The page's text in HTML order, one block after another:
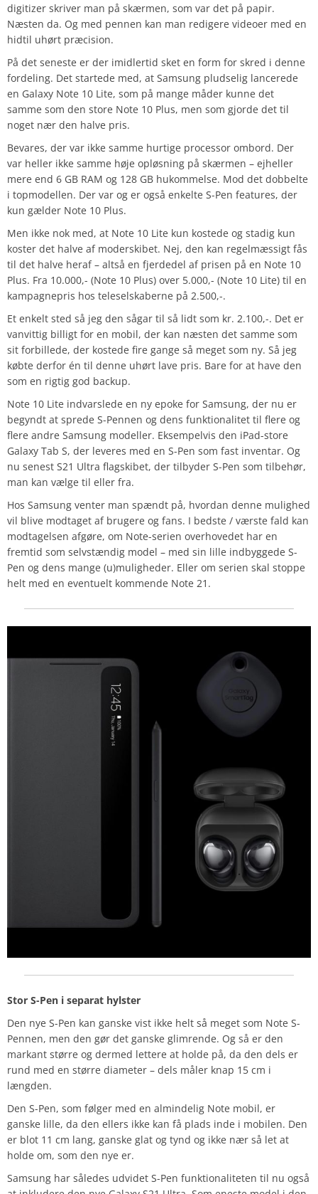
digitizer skriver man på skærmen, som var det på papir.
Næsten da. Og med pennen kan man redigere videoer med en
hidtil uhørt præcision.
På det seneste er der imidlertid sket en form for skred i denne
fordeling. Det startede med, at Samsung pludselig lancerede
en Galaxy Note 10 Lite, som på mange måder kunne det
samme som den store Note 10 Plus, men som gjorde det til
noget nær den halve pris.
Bevares, der var ikke samme hurtige processor ombord. Der
var heller ikke samme høje opløsning på skærmen – ejheller
mere end 6 GB RAM og 128 GB hukommelse. Mod det dobbelte
i topmodellen. Der var og er også enkelte S-Pen features, der
kun gælder Note 10 Plus.
Men ikke nok med, at Note 10 Lite kun kostede og stadig kun
koster det halve af moderskibet. Nej, den kan regelmæssigt fås
til det halve heraf – altså en fjerdedel af prisen på en Note 10
Plus. Fra 10.000,- (Note 10 Plus) over 5.000,- (Note 10 Lite) til en
kampagnepris hos teleselskaberne på 2.500,-.
Et enkelt sted så jeg den sågar til så lidt som kr. 2.100,-. Det er
vanvittig billigt for en mobil, der kan næsten det samme som
sit forbillede, der kostede fire gange så meget som ny. Så jeg
købte derfor én til denne uhørt lave pris. Bare for at have den
som en rigtig god backup.
Note 10 Lite indvarslede en ny epoke for Samsung, der nu er
begyndt at sprede S-Pennen og dens funktionalitet til flere og
flere andre Samsung modeller. Eksempelvis den iPad-store
Galaxy Tab S, der leveres med en S-Pen som fast inventar. Og
nu senest S21 Ultra flagskibet, der tilbyder S-Pen som tilbehør,
man kan vælge til eller fra.
Hos Samsung venter man spændt på, hvordan denne mulighed
vil blive modtaget af brugere og fans. I bedste / værste fald kan
modtagelsen afgøre, om Note-serien overhovedet har en
fremtid som selvstændig model – med sin lille indbyggede S-
Pen og dens mange (u)muligheder. Eller om serien skal stoppe
helt med en eventuelt kommende Note 21.
Stor S-Pen i separat hylster
Den nye S-Pen kan ganske vist ikke helt så meget som Note S-
Pennen, men den gør det ganske glimrende. Og så er den
markant større og dermed lettere at holde på, da den dels er
rund med en større diameter – dels måler knap 15 cm i
længden.
Den S-Pen, som følger med en almindelig Note mobil, er
ganske lille, da den ellers ikke kan få plads inde i mobilen. Den
er blot 11 cm lang, ganske glat og tynd og ikke nær så let at
holde om, som den nye er.
Samsung har således udvidet S-Pen funktionaliteten til nu også